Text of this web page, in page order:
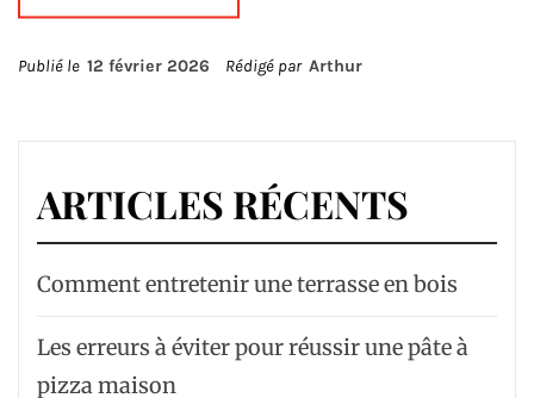
Publié le 12 février 2026 Rédigé par Arthur
ARTICLES RÉCENTS
Comment entretenir une terrasse en bois
Les erreurs à éviter pour réussir une pâte à
pizza maison